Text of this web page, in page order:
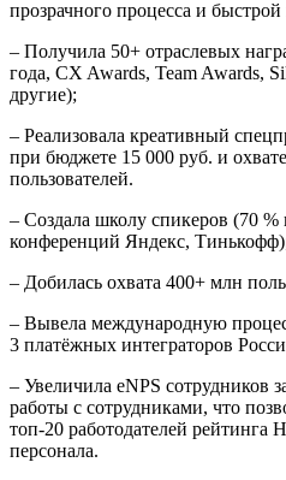
прозрачного процесса и
– Получила 50+ отраслевых
года, CX Awards, Team Awards,
другие);
– Реализовала креативный
при бюджете 15 000 руб. и
пользователей.
– Создала школу спикеров (70
конференций Яндекс,
– Добилась охвата 400+ млн
– Вывела международную
3 платёжных интеграторов
– Увеличила eNPS сотрудников
работы с сотрудниками, что
топ-20 работодателей рейтинга
персонала.